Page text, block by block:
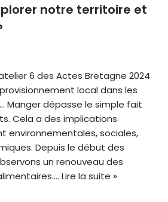
notre territoire et
6 des Actes Bretagne 2024
local dans les
Manger dépasse le simple fait
Cela a des implications
environnementales, sociales,
Depuis le début des
un renouveau des
Lire la suite »